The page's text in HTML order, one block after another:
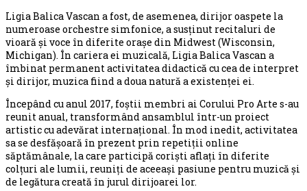
Ligia Balica Vascan a fost, de asemenea, dirijor oaspete la
numeroase orchestre simfonice, a susținut recitaluri de
vioară și voce în diferite orașe din Midwest (Wisconsin,
Michigan). În cariera ei muzicală, Ligia Balica Vascan a
îmbinat permanent activitatea didactică cu cea de interpret
și dirijor, muzica fiind a doua natură a existenței ei.
Începând cu anul 2017, foștii membri ai Corului Pro Arte s-au
reunit anual, transformând ansamblul într-un proiect
artistic cu adevărat internațional. În mod inedit, activitatea
sa se desfășoară în prezent prin repetiții online
săptămânale, la care participă coriști aflați în diferite
colțuri ale lumii, reuniți de aceeași pasiune pentru muzică și
de legătura creată în jurul dirijoarei lor.